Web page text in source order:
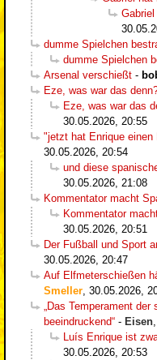
dumme Spielchen
dumme Spielchen
Arsenal verschießt -
Eze, was war das
Eze, was war das
30.05.2026, 20:55
"jetzt hat Enrique einen
30.05.2026, 20:54
und diese
30.05.2026, 21:08
Kommentator macht
Kommentator
30.05.2026, 20:51
Der Fußball und Sport
30.05.2026, 20:47
Auf Elfmeterschießen
Smeller 30.05.2026,
„Das Temperament
beeindruckend“ - Eisen
Luís Enrique ist
30.05.2026, 20:53